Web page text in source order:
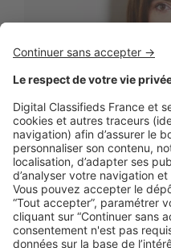
LE TEST
Nouveau code du
pour les
La promotion est la discipline